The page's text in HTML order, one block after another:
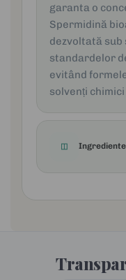
garanta o
Spermidină
dezvoltată
standardelor
evitând
solvenți
◫ Ingrediente